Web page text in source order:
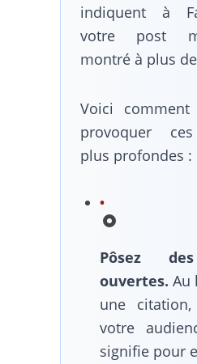
indiquent à
votre post
montré à plus
Voici
provoquer
plus profondes :
Pôsez
ouvertes. Au
une
votre
signifie pour